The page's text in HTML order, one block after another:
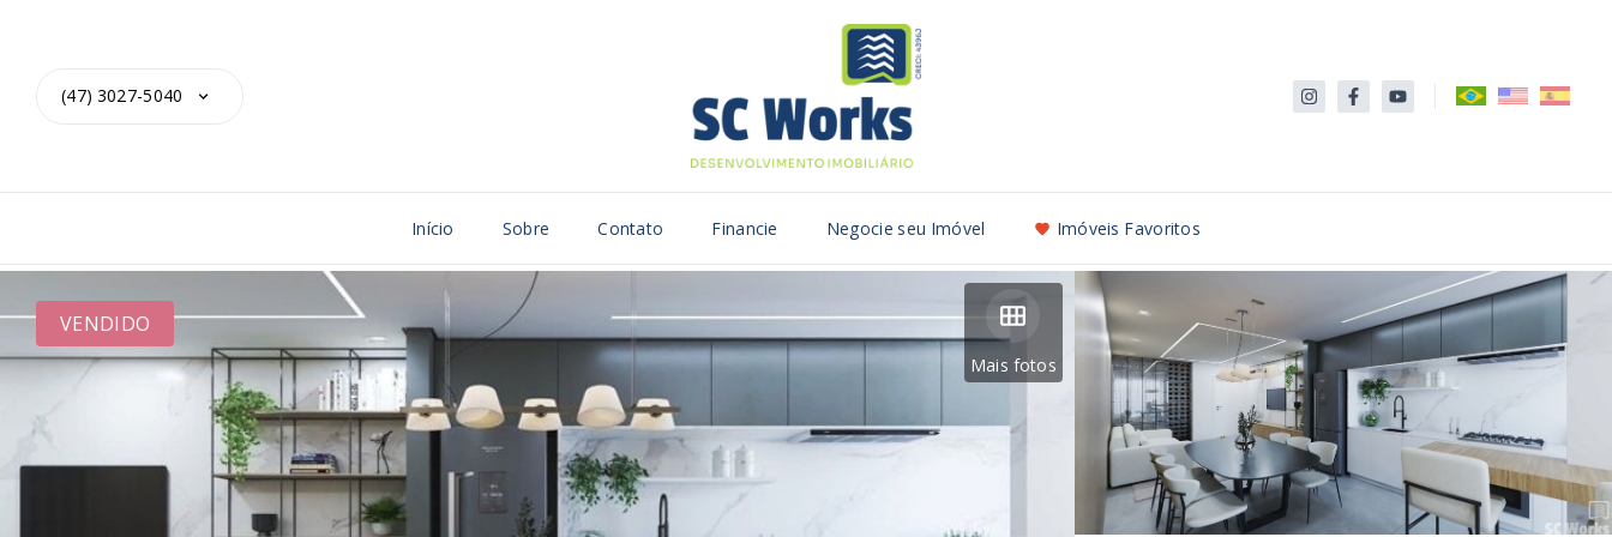
(47) 3027-5040
Início Sobre Contato Financie Negocie seu Imóvel Imóveis Favoritos
Mais fotos
VENDIDO